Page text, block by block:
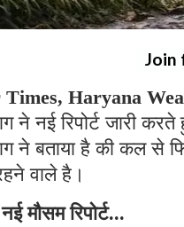
Join
Times, Haryana
ने नई रिपोर्ट जारी
ने बताया है की कल से
वाले है।
मौसम रिपोर्ट...